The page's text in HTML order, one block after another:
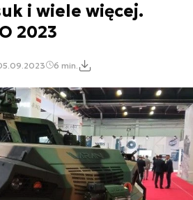
i wiele więcej.
2023
6 min.